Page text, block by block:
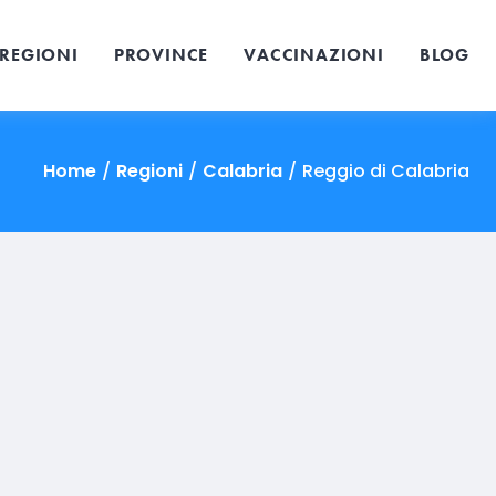
REGIONI PROVINCE VACCINAZIONI BLOG
Home / Regioni / Calabria / Reggio di Calabria